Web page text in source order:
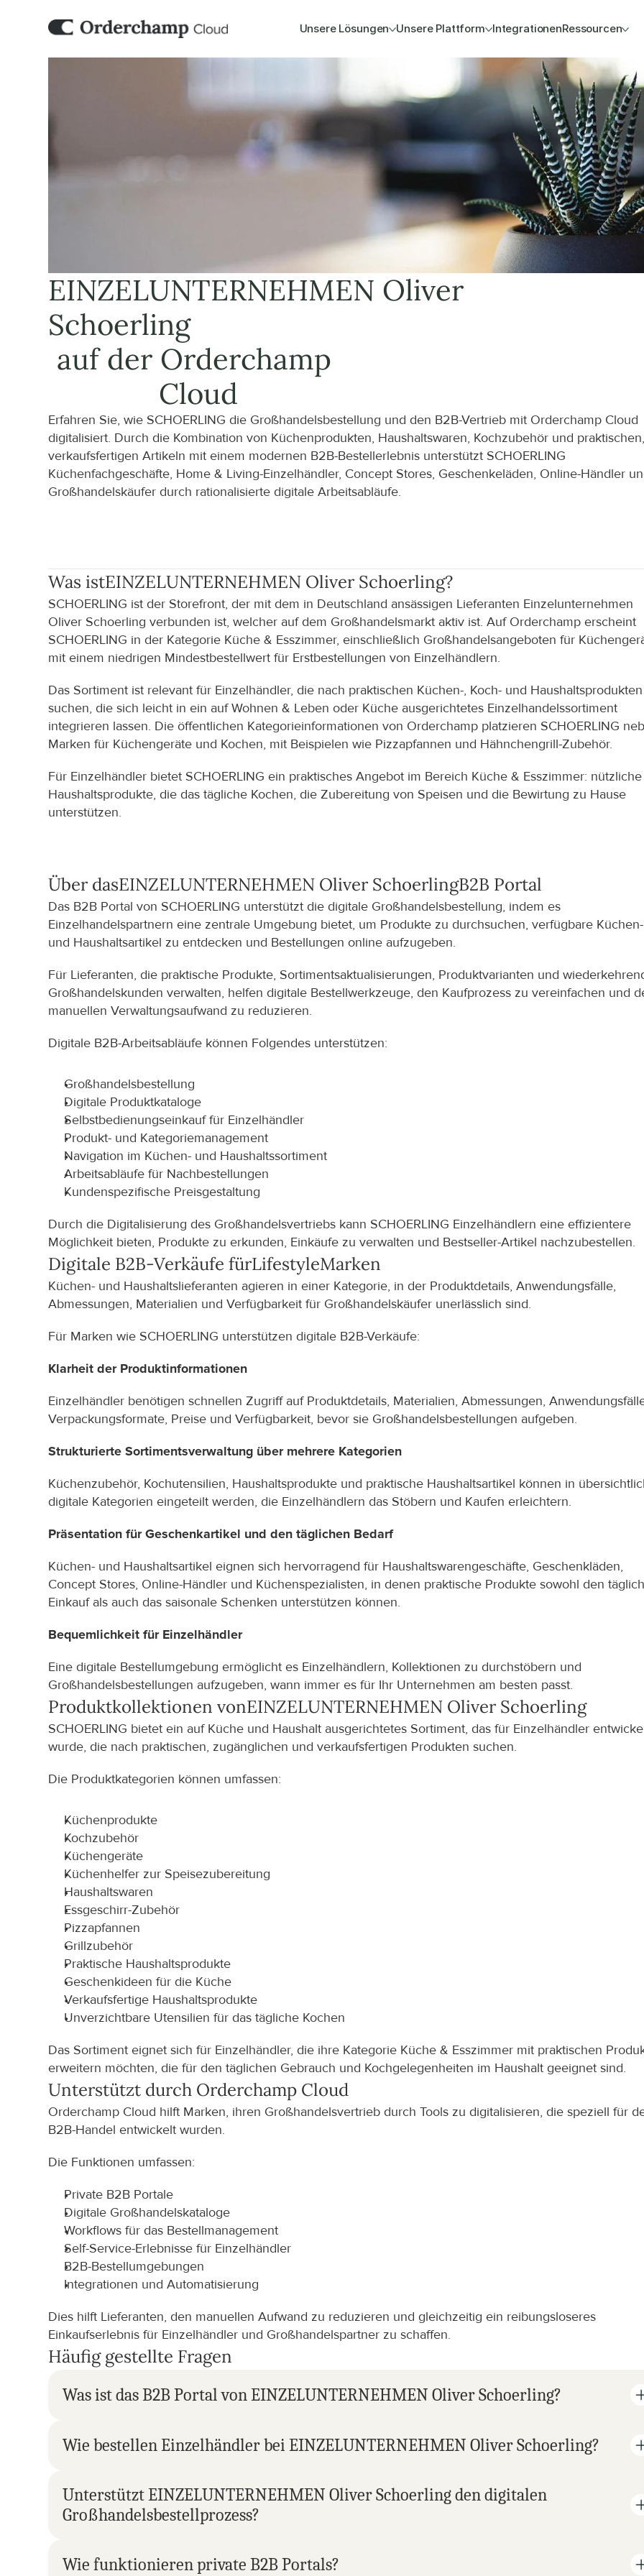
Unsere Lösungen Unsere Plattform IntegrationenRessourcen
EINZELUNTERNEHMEN Oliver
Schoerling
auf der Orderchamp
Cloud
Erfahren Sie, wie SCHOERLING die Großhandelsbestellung und den B2B-Vertrieb mit Orderchamp Cloud
digitalisiert. Durch die Kombination von Küchenprodukten, Haushaltswaren, Kochzubehör und
verkaufsfertigen Artikeln mit einem modernen B2B-Bestellerlebnis unterstützt SCHOERLING
Küchenfachgeschäfte, Home & Living-Einzelhändler, Concept Stores, Geschenkeläden, Online-Händler
Großhandelskäufer durch rationalisierte digitale Arbeitsabläufe.
Was istEINZELUNTERNEHMEN Oliver Schoerling?
SCHOERLING ist der Storefront, der mit dem in Deutschland ansässigen Lieferanten Einzelunternehmen
Oliver Schoerling verbunden ist, welcher auf dem Großhandelsmarkt aktiv ist. Auf Orderchamp erscheint
SCHOERLING in der Kategorie Küche & Esszimmer, einschließlich Großhandelsangeboten für
mit einem niedrigen Mindestbestellwert für Erstbestellungen von Einzelhändlern.
Das Sortiment ist relevant für Einzelhändler, die nach praktischen Küchen-, Koch- und Haushaltsprodukten
suchen, die sich leicht in ein auf Wohnen & Leben oder Küche ausgerichtetes Einzelhandelssortiment
integrieren lassen. Die öffentlichen Kategorieinformationen von Orderchamp platzieren SCHOERLING
Marken für Küchengeräte und Kochen, mit Beispielen wie Pizzapfannen und Hähnchengrill-Zubehör.
Für Einzelhändler bietet SCHOERLING ein praktisches Angebot im Bereich Küche & Esszimmer: nützliche
Haushaltsprodukte, die das tägliche Kochen, die Zubereitung von Speisen und die Bewirtung zu Hause
unterstützen.
Über dasEINZELUNTERNEHMEN Oliver SchoerlingB2B Portal
Das B2B Portal von SCHOERLING unterstützt die digitale Großhandelsbestellung, indem es
Einzelhandelspartnern eine zentrale Umgebung bietet, um Produkte zu durchsuchen, verfügbare Küchen-
und Haushaltsartikel zu entdecken und Bestellungen online aufzugeben.
Für Lieferanten, die praktische Produkte, Sortimentsaktualisierungen, Produktvarianten und
Großhandelskunden verwalten, helfen digitale Bestellwerkzeuge, den Kaufprozess zu vereinfachen und
manuellen Verwaltungsaufwand zu reduzieren.
Digitale B2B-Arbeitsabläufe können Folgendes unterstützen:
Großhandelsbestellung
Digitale Produktkataloge
Selbstbedienungseinkauf für Einzelhändler
Produkt- und Kategoriemanagement
Navigation im Küchen- und Haushaltssortiment
Arbeitsabläufe für Nachbestellungen
Kundenspezifische Preisgestaltung
Durch die Digitalisierung des Großhandelsvertriebs kann SCHOERLING Einzelhändlern eine effizientere
Möglichkeit bieten, Produkte zu erkunden, Einkäufe zu verwalten und Bestseller-Artikel nachzubestellen.
Digitale B2B-Verkäufe fürLifestyleMarken
Küchen- und Haushaltslieferanten agieren in einer Kategorie, in der Produktdetails, Anwendungsfälle,
Abmessungen, Materialien und Verfügbarkeit für Großhandelskäufer unerlässlich sind.
Für Marken wie SCHOERLING unterstützen digitale B2B-Verkäufe:
Klarheit der Produktinformationen
Einzelhändler benötigen schnellen Zugriff auf Produktdetails, Materialien, Abmessungen,
Verpackungsformate, Preise und Verfügbarkeit, bevor sie Großhandelsbestellungen aufgeben.
Strukturierte Sortimentsverwaltung über mehrere Kategorien
Küchenzubehör, Kochutensilien, Haushaltsprodukte und praktische Haushaltsartikel können in
digitale Kategorien eingeteilt werden, die Einzelhändlern das Stöbern und Kaufen erleichtern.
Präsentation für Geschenkartikel und den täglichen Bedarf
Küchen- und Haushaltsartikel eignen sich hervorragend für Haushaltswarengeschäfte, Geschenkläden,
Concept Stores, Online-Händler und Küchenspezialisten, in denen praktische Produkte sowohl den
Einkauf als auch das saisonale Schenken unterstützen können.
Bequemlichkeit für Einzelhändler
Eine digitale Bestellumgebung ermöglicht es Einzelhändlern, Kollektionen zu durchstöbern und
Großhandelsbestellungen aufzugeben, wann immer es für Ihr Unternehmen am besten passt.
Produktkollektionen vonEINZELUNTERNEHMEN Oliver Schoerling
SCHOERLING bietet ein auf Küche und Haushalt ausgerichtetes Sortiment, das für Einzelhändler
wurde, die nach praktischen, zugänglichen und verkaufsfertigen Produkten suchen.
Die Produktkategorien können umfassen:
Küchenprodukte
Kochzubehör
Küchengeräte
Küchenhelfer zur Speisezubereitung
Haushaltswaren
Essgeschirr-Zubehör
Pizzapfannen
Grillzubehör
Praktische Haushaltsprodukte
Geschenkideen für die Küche
Verkaufsfertige Haushaltsprodukte
Unverzichtbare Utensilien für das tägliche Kochen
Das Sortiment eignet sich für Einzelhändler, die ihre Kategorie Küche & Esszimmer mit praktischen
erweitern möchten, die für den täglichen Gebrauch und Kochgelegenheiten im Haushalt geeignet sind.
Unterstützt durch Orderchamp Cloud
Orderchamp Cloud hilft Marken, ihren Großhandelsvertrieb durch Tools zu digitalisieren, die speziell für
B2B-Handel entwickelt wurden.
Die Funktionen umfassen:
Private B2B Portale
Digitale Großhandelskataloge
Workflows für das Bestellmanagement
Self-Service-Erlebnisse für Einzelhändler
B2B-Bestellumgebungen
Integrationen und Automatisierung
Dies hilft Lieferanten, den manuellen Aufwand zu reduzieren und gleichzeitig ein reibungsloseres
Einkaufserlebnis für Einzelhändler und Großhandelspartner zu schaffen.
Häufig gestellte Fragen
Was ist das B2B Portal von EINZELUNTERNEHMEN Oliver Schoerling?
Wie bestellen Einzelhändler bei EINZELUNTERNEHMEN Oliver Schoerling?
Unterstützt EINZELUNTERNEHMEN Oliver Schoerling den digitalen
Großhandelsbestellprozess?
Wie funktionieren private B2B Portals?